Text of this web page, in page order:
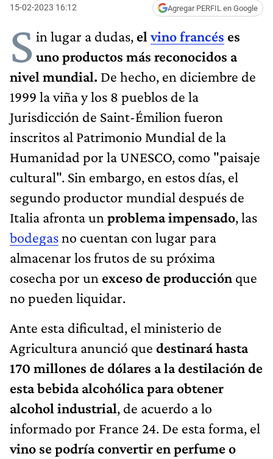
15-02-2023 16:12 Agregar PERFIL en Google
S in lugar a dudas, elvino francés es
uno productos más reconocidos a
nivel mundial. De hecho, en diciembre de
1999 la viña y los 8 pueblos de la
Jurisdicción de Saint-Émilion fueron
inscritos al Patrimonio Mundial de la
Humanidad por la UNESCO, como "paisaje
cultural". Sin embargo, en estos días, el
segundo productor mundial después de
Italia afronta un problema impensado, las
bodegasno cuentan con lugar para
almacenar los frutos de su próxima
cosecha por un exceso de producción que
no pueden liquidar.
Ante esta dificultad, el ministerio de
Agricultura anunció que destinará hasta
170 millones de dólares a la destilación de
esta bebida alcohólica para obtener
alcohol industrial, de acuerdo a lo
informado por France 24. De esta forma, el
vino se podría convertir en perfume o